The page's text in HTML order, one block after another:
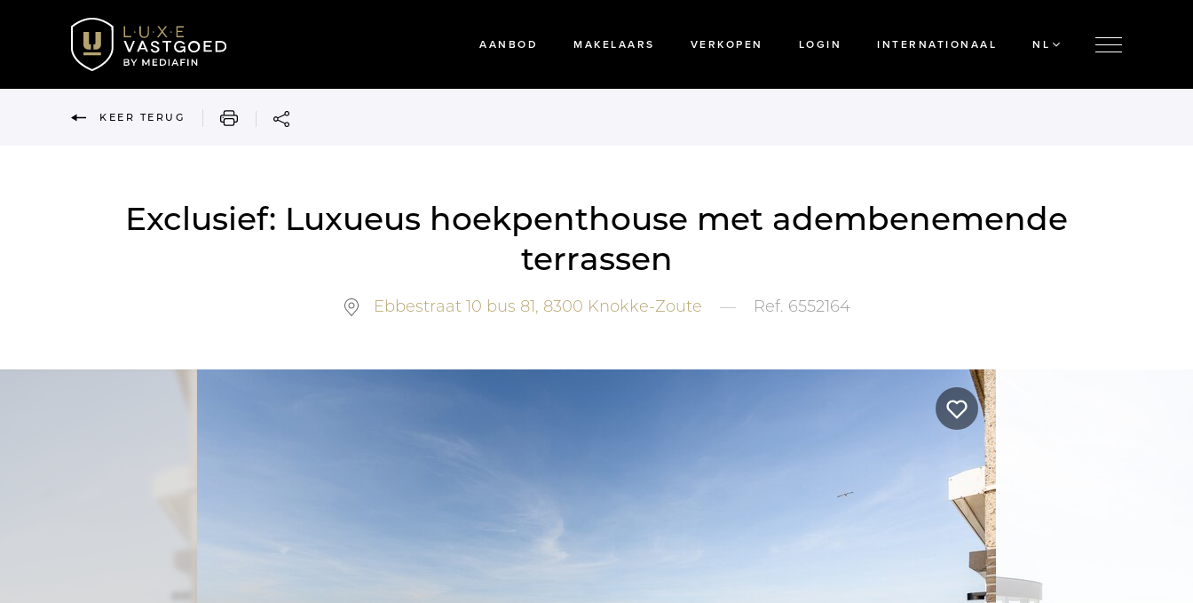
AANBOD MAKELAARS VERKOPEN LOGIN INTERNATIONAAL NL
KEER TERUG AFDRUKKEN
Exclusief: Luxueus hoekpenthouse met adembenemende
terrassen
Ebbestraat 10 bus 81, 8300 Knokke-Zoute — Ref. 6552164